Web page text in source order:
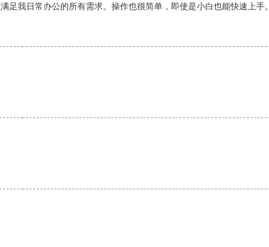
我日常办公的所有需求。操作也很简单，即使是小白也能快速上手。